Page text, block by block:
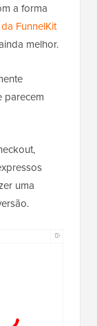
a forma
FunnelKit
melhor.
parecem
uma